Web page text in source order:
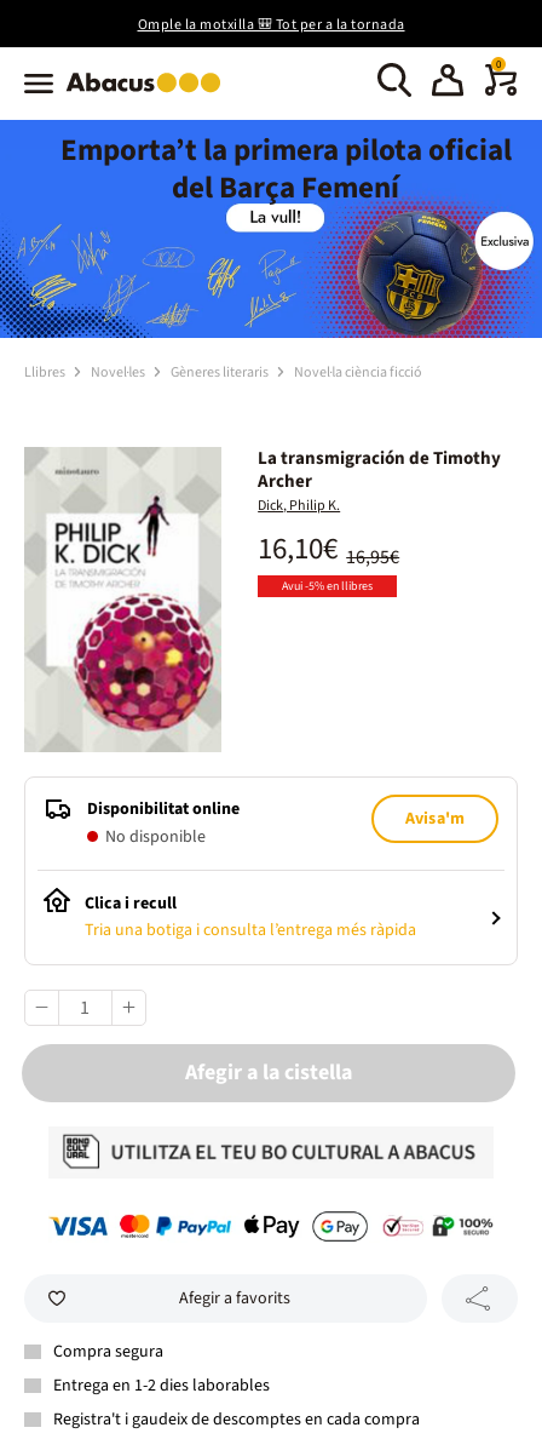
Omple la motxilla 🎒 Tot per a la tornada
0
Emporta’t la primera pilota oficial
del Barça Femení
Llibres Novel·les Gèneres literaris Novel·la ciència ficció
La transmigración de Timothy
Archer
Dick, Philip K.
16,95€
16,10€
Avui -5% en llibres
Disponibilitat online
No disponible
Avisa'm
Clica i recull
Tria una botiga i consulta l’entrega més ràpida
Afegir a la cistella
Afegir a favorits
Compra segura
Entrega en 1-2 dies laborables
Registra't i gaudeix de descomptes en cada compra